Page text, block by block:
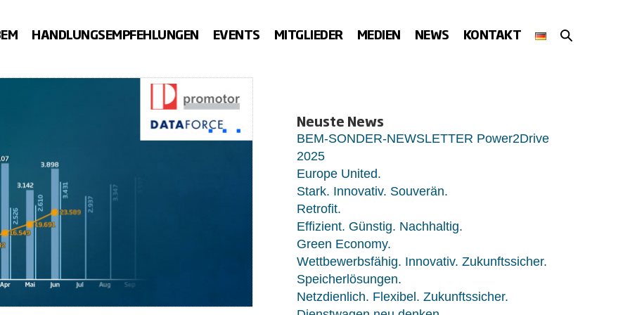
HANDLUNGSEMPFEHLUNGEN EVENTS MITGLIEDER MEDIEN NEWS KONTAKT
SUCHE-
Neuste News
BEM-SONDER-NEWSLETTER Power2Drive
2025
Europe United.
Stark. Innovativ. Souverän.
Retrofit.
Effizient. Günstig. Nachhaltig.
Green Economy.
Wettbewerbsfähig. Innovativ. Zukunftssicher.
Speicherlösungen.
Netzdienlich. Flexibel. Zukunftssicher.